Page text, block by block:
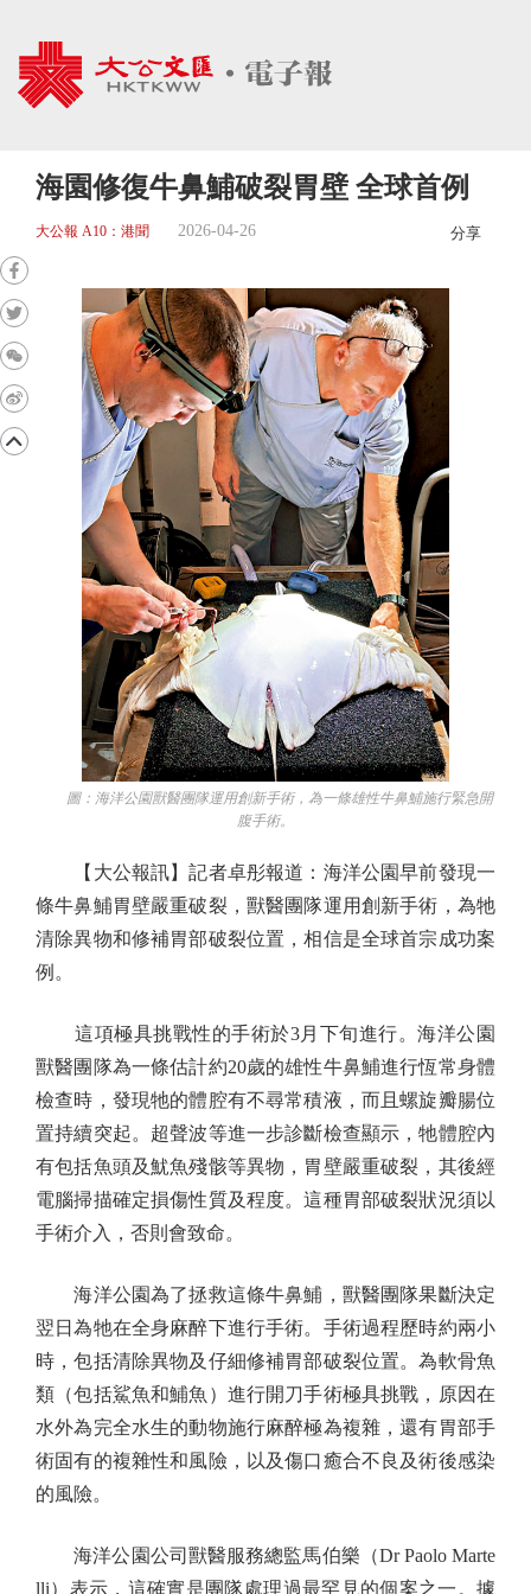
海園修復牛鼻鯆破裂胃壁 全球首例
大公報 A10：港聞 2026-04-26 分享
圖：海洋公園獸醫團隊運用創新手術，為一條雄性牛鼻鯆施行緊急開
腹手術。
【大公報訊】記者卓彤報道：海洋公園早前發現一
條牛鼻鯆胃壁嚴重破裂，獸醫團隊運用創新手術，為牠
清除異物和修補胃部破裂位置，相信是全球首宗成功案
例。
這項極具挑戰性的手術於3月下旬進行。海洋公園
獸醫團隊為一條估計約20歲的雄性牛鼻鯆進行恆常身體
檢查時，發現牠的體腔有不尋常積液，而且螺旋瓣腸位
置持續突起。超聲波等進一步診斷檢查顯示，牠體腔內
有包括魚頭及魷魚殘骸等異物，胃壁嚴重破裂，其後經
電腦掃描確定損傷性質及程度。這種胃部破裂狀況須以
手術介入，否則會致命。
海洋公園為了拯救這條牛鼻鯆，獸醫團隊果斷決定
翌日為牠在全身麻醉下進行手術。手術過程歷時約兩小
時，包括清除異物及仔細修補胃部破裂位置。為軟骨魚
類（包括鯊魚和鯆魚）進行開刀手術極具挑戰，原因在
水外為完全水生的動物施行麻醉極為複雜，還有胃部手
術固有的複雜性和風險，以及傷口癒合不良及術後感染
的風險。
海洋公園公司獸醫服務總監馬伯樂（Dr Paolo Marte
lli）表示，這確實是團隊處理過最罕見的個案之一。據